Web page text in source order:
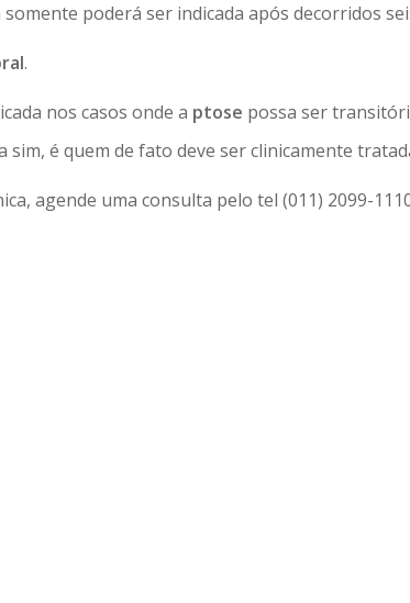
poderá ser indicada após decorridos
.
nos casos onde a ptose possa ser
sim, é quem de fato deve ser clinicamente
agende uma consulta pelo tel (011) 2099-